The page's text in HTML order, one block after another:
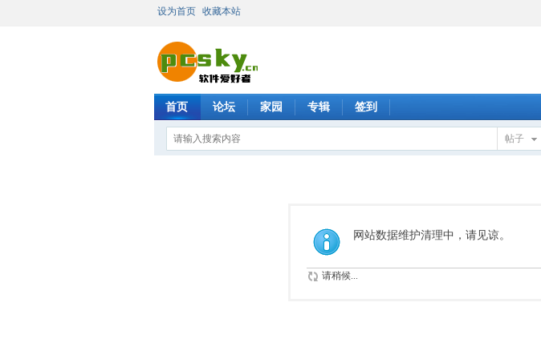
设为首页 收藏本站
首页 论坛 家园 专辑 签到
帖子
网站数据维护清理中，请见谅。
请稍候...